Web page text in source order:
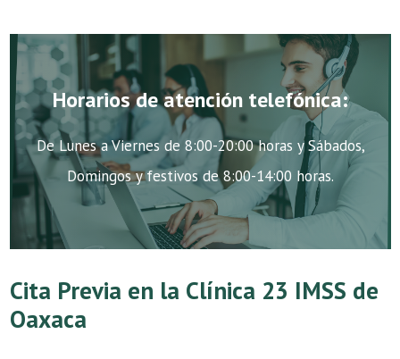
Horarios de atención telefónica:
De Lunes a Viernes de 8:00-20:00 horas y Sábados,
Domingos y festivos de 8:00-14:00 horas.
Cita Previa en la Clínica 23 IMSS de
Oaxaca